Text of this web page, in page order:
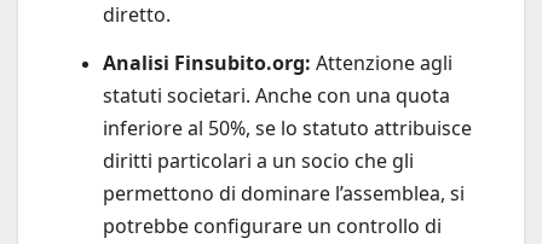
diretto.
Analisi Finsubito.org: Attenzione agli
statuti societari. Anche con una quota
inferiore al 50%, se lo statuto attribuisce
diritti particolari a un socio che gli
permettono di dominare l’assemblea, si
potrebbe configurare un controllo di